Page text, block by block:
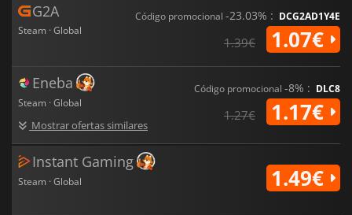
G2A
Steam · Global
Código promocional -23.03% : DCG2AD1Y4E
1.39€ 1.07€
Eneba
Steam · Global
Mostrar ofertas similares
Código promocional -8% : DLC8
1.27€ 1.17€
Instant Gaming
Steam · Global 1.49€